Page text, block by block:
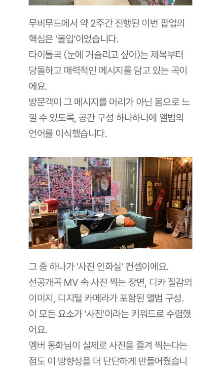
무비무드에서 약 2주간 진행된 이번 팝업의
핵심은 '몰입'이었습니다.
타이틀곡 〈눈에 거슬리고 싶어〉는 제목부터
당돌하고 매력적인 메시지를 담고 있는 곡이
에요.
방문객이 그 메시지를 머리가 아닌 몸으로 느
낄 수 있도록, 공간 구성 하나하나에 앨범의
언어를 이식했습니다.
그 중 하나가 '사진 인화실' 컨셉이에요.
선공개곡 MV 속 사진 찍는 장면, 디카 질감의
이미지, 디지털 카메라가 포함된 앨범 구성.
이 모든 요소가 '사진'이라는 키워드로 수렴했
어요.
멤버 동화님이 실제로 사진을 즐겨 찍는다는
점도 이 방향성을 더 단단하게 만들어줬습니